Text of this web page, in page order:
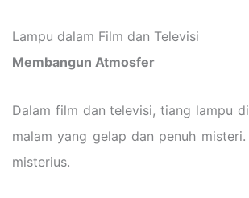
Lampu dalam Film dan Televisi
Membangun Atmosfer
Dalam film dan televisi, tiang lampu
malam yang gelap dan penuh
misterius.